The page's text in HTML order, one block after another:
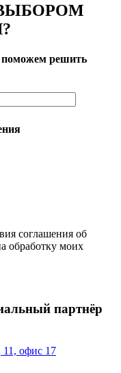
поможем решить
соглашения об
обработку моих
партнёр
11, офис 17